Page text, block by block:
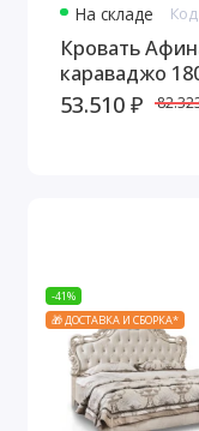
На складе
Кровать
караваджо
53.510 ₽
-41%
🎁 ДОСТАВКА И СБОРКА*